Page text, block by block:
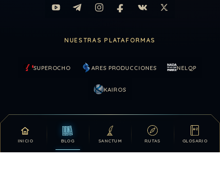
INICIO BLOG SANCTUM RUTAS GLOSARIO
NUESTRAS PLATAFORMAS
SUPEROCHO ARES PRODUCCIONES NELQP
KAIROS
Tu apoyo hace posible que DDLA siga creciendo.